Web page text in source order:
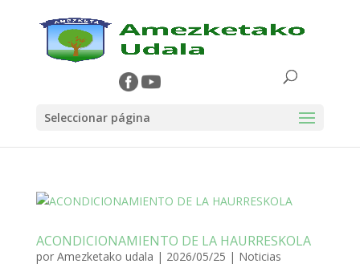
Seleccionar página
ACONDICIONAMIENTO DE LA HAURRESKOLA
por Amezketako udala | 2026/05/25 | Noticias